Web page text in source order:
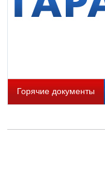
Горячие документы